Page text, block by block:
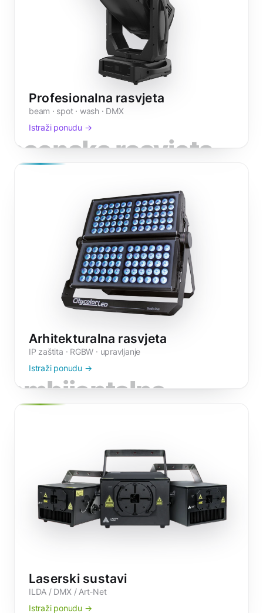
scenska rasvjeta
Profesionalna rasvjeta
beam · spot · wash · DMX
Istraži ponudu →
ambijentalna
Arhitekturalna rasvjeta
IP zaštita · RGBW · upravljanje
Istraži ponudu →
Laserski sustavi
ILDA / DMX / Art-Net
Istraži ponudu →